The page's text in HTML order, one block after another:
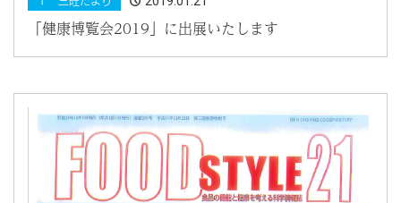
「健康博覧会2019」に出展いたします